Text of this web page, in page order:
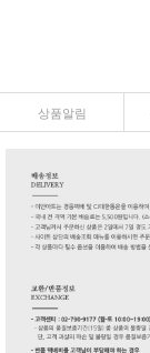
상품알림